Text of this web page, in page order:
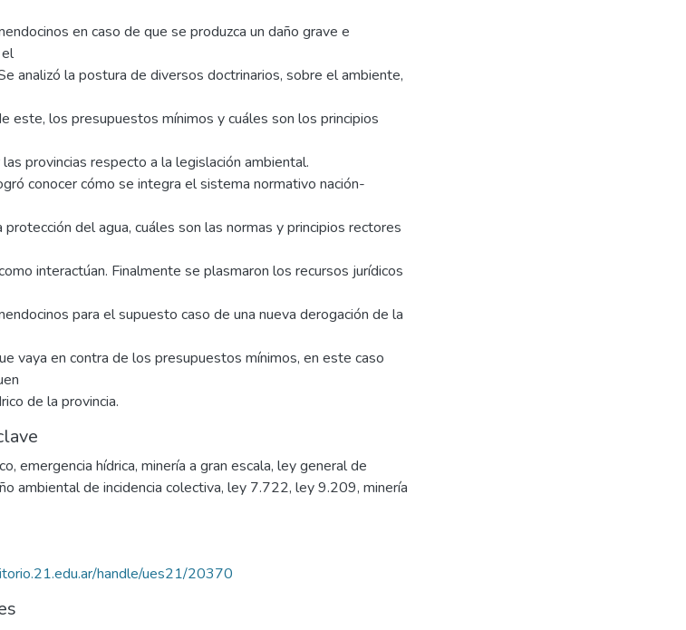
en caso de que se produzca un daño grave e
analizó la postura de diversos doctrinarios, sobre el ambiente,
este, los presupuestos mínimos y cuáles son los principios
provincias respecto a la legislación ambiental.
conocer cómo se integra el sistema normativo nación-
del agua, cuáles son las normas y principios rectores
interactúan. Finalmente se plasmaron los recursos jurídicos
para el supuesto caso de una nueva derogación de la
vaya en contra de los presupuestos mínimos, en este caso
de la provincia.
, emergencia hídrica, minería a gran escala, ley general de
ambiental de incidencia colectiva, ley 7.722, ley 9.209, minería
handle/ues21/20370